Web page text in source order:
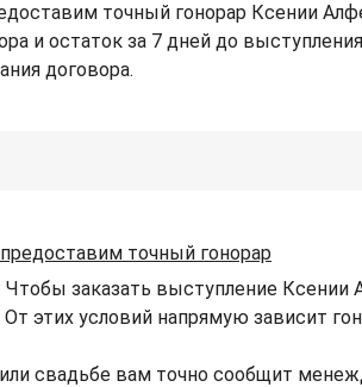
точный гонорар Ксении
и остаток за 7 дней до
договора.
точный гонорар
заказать выступление Ксении
этих условий напрямую зависит
свадьбе вам точно сообщит